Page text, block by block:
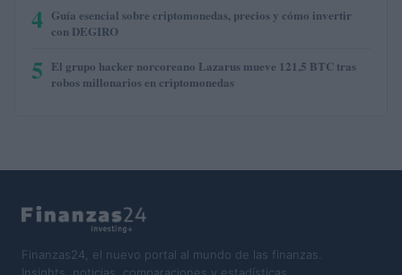
4 Guía esencial sobre criptomonedas, precios y cómo invertir
con DEGIRO
5 El grupo hacker norcoreano Lazarus mueve 121,5 BTC tras
robos millonarios en criptomonedas
Finanzas24, el nuevo portal al mundo de las finanzas.
Insights, noticias, comparaciones y estadísticas.